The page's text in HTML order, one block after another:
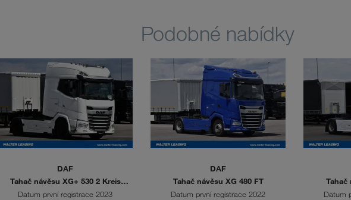
Podobné nabídky
DAF
Tahač návěsu XG+ 530 2 Kreis
Hydraulik
Datum první registrace 2023
DAF
Tahač návěsu XG 480 FT
Datum první registrace 2022
Tahač
Datum